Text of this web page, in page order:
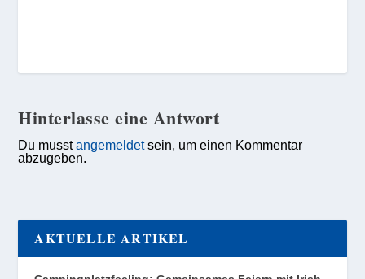
Hinterlasse eine Antwort
Du musstangemeldetsein, um einen Kommentar
abzugeben.
AKTUELLE ARTIKEL